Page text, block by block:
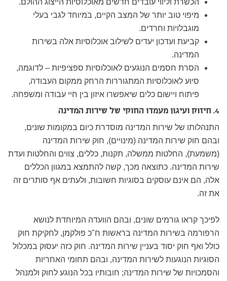
הכשרת וליווי עובדים חדשים מאוכלוסיות הייצוג ההולם.
מיפוי טוב יותר של המצב הקיים, במיוחד לגבי בעלי
מוגבלויות וחרדים.
קביעת ועדכון יעדים לשילוב אוכלוסיות אלה בשירות
המדינה.
הסרת חסמים הנוגעים לאוכלוסיות ספציפיות – לדוגמה,
סיוע לאוכלוסיות המתגוררות הרחק ממקום העבודה,
פיתוח ויישום כלים שיאפשרו איזון בין חיי עבודה ומשפחה.
4. חיזוק ועיגון מעמדו החוקי של שירות המדינה
התנהלותו של שירות המדינה מוסדרת כיום במקומות שונים,
ובהם חוק שירות המדינה (מינויים), חוק שירות המדינה
(משמעת), החלטות ממשלה, תקנות, כללים, צווים והחלטות ועדת
שירות המדינה. כתוצאה מכך, קשה להתמצא במגוון הכללים
אלה, הם אינם עוסקים בסוגיות חשובות, ולעתים אף סותרים זה
את זה.
לפיכך קראו גורמים שונים, ובהם הוועדה המיוחדת לנושא
הרפורמה בשירות המדינה בראשות ח"כ פולקמן, לחקיקת חוק
כולל ואף חוק יסוד בעניין שירות המדינה. חוק כזה יעסוק במכלול
הסוגיות הנוגעות לשירות המדינה, ובהם תחומי האחריות
והסמכויות של שירות המדינה; חובותיו בכל הנוגע לחוק ולמנהל